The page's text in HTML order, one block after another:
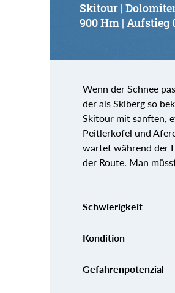
Skitour |
900 Hm | Aufstieg
Wenn der Schnee
der als Skiberg so
Skitour mit sanften,
Peitlerkofel und
wartet während der
der Route. Man
Schwierigkeit
Kondition
Gefahrenpotenzial